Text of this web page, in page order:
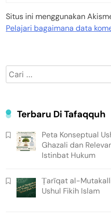
Situs ini menggunakan
Pelajari bagaimana data
Cari
untuk:
Terbaru Di Tafaqquh
Peta Konseptual
Ghazali dan
Istinbat Hukum
Ṭarīqat al-
Ushul Fikih Islam